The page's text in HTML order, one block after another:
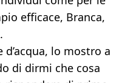
efficace, Branca,
lo mostro a
di dirmi che cosa